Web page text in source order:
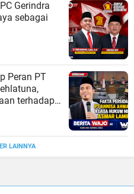
Gerindra
sebagai
Peran PT
terhadap
LAINNYA